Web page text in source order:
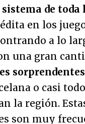
de toda
en los
a lo
una gran
sorprendentes
o casi
la región.
son muy